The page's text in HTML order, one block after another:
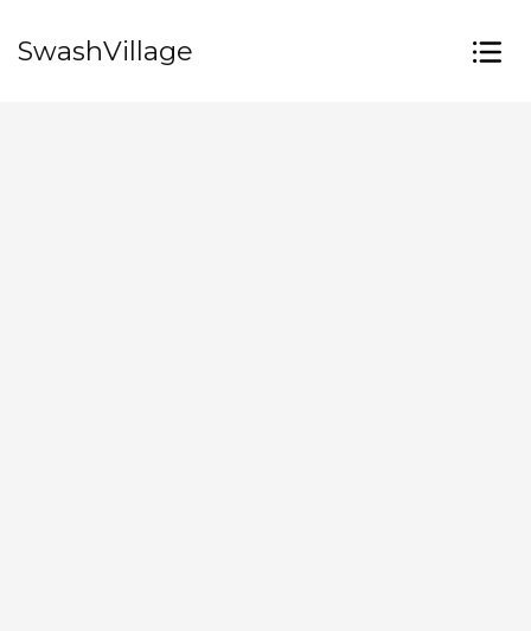
SwashVillage